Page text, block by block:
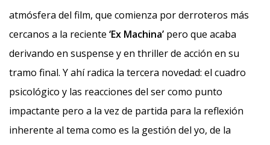
atmósfera del film, que comienza por derroteros más
cercanos a la reciente ‘Ex Machina’ pero que acaba
derivando en suspense y en thriller de acción en su
tramo final. Y ahí radica la tercera novedad: el cuadro
psicológico y las reacciones del ser como punto
impactante pero a la vez de partida para la reflexión
inherente al tema como es la gestión del yo, de la